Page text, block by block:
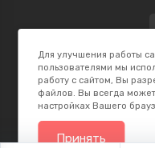
Для улучшения работы
пользователями мы
работу с сайтом, Вы
файлов. Вы всегда
настройках Вашего
Принять